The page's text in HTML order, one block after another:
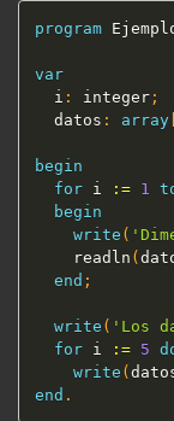
program
var
  i
: integer ;
  datos
: array
begin
for i := 1
begin
write (
    readln
(
end ;
write ( 'Los
for i := 5
write (
end .